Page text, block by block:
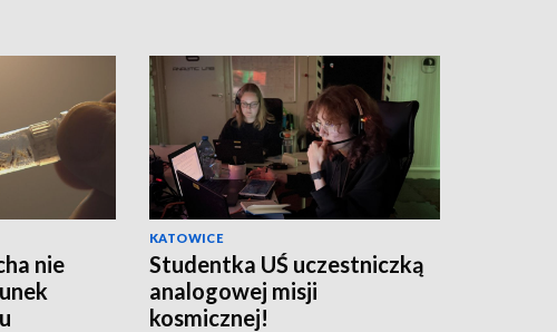
nie
KATOWICE
Studentka UŚ uczestniczką
analogowej misji
kosmicznej!